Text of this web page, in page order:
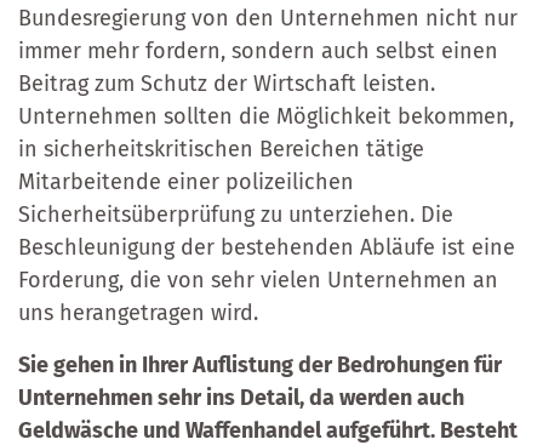
Bundesregierung von den Unternehmen nicht nur
immer mehr fordern, sondern auch selbst einen
Beitrag zum Schutz der Wirtschaft leisten.
Unternehmen sollten die Möglichkeit bekommen,
in sicherheitskritischen Bereichen tätige
Mitarbeitende einer polizeilichen
Sicherheitsüberprüfung zu unterziehen. Die
Beschleunigung der bestehenden Abläufe ist eine
Forderung, die von sehr vielen Unternehmen an
uns herangetragen wird.
Sie gehen in Ihrer Auflistung der Bedrohungen für
Unternehmen sehr ins Detail, da werden auch
Geldwäsche und Waffenhandel aufgeführt. Besteht